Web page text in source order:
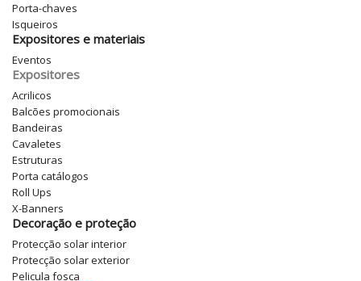
Porta-chaves
Isqueiros
Expositores e materiais
Eventos
Expositores
Acrilicos
Balcões promocionais
Bandeiras
Cavaletes
Estruturas
Porta catálogos
Roll Ups
X-Banners
Decoração e proteção
Protecção solar interior
Protecção solar exterior
Pelicula fosca